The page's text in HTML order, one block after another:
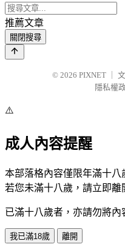
推薦文章
關閉搜尋
© 2026 PIXNET
隱私權
⚠️
成人內容提醒
本部落格內容僅限年滿十八
若您未滿十八歲，請立即離
已滿十八歲者，亦請勿將內
我已滿18歲 離開